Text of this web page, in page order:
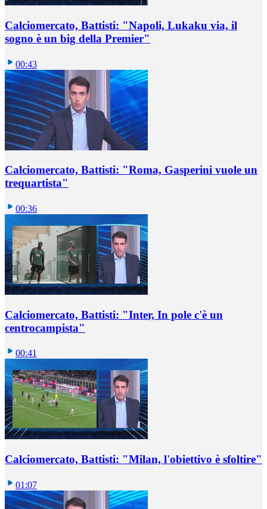
Calciomercato, Battisti: "Napoli, Lukaku via, il
sogno è un big della Premier"
00:43
Calciomercato, Battisti: "Roma, Gasperini vuole un
trequartista"
00:36
Calciomercato, Battisti: "Inter, In pole c'è un
centrocampista"
00:41
Calciomercato, Battisti: "Milan, l'obiettivo è sfoltire"
01:07